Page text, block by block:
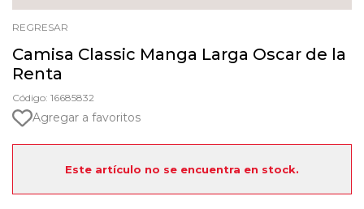
REGRESAR
Camisa Classic Manga Larga Oscar de la
Renta
Código: 16685832
Agregar a favoritos
Este artículo no se encuentra en stock.